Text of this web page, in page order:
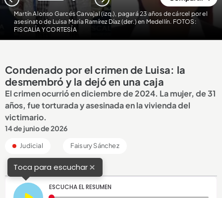
Martín Alonso Garcés Carvajal (izq.), pagará 23 años de cárcel por el
asesinato de Luisa María Ramírez Díaz (der.) en Medellín. FOTOS:
FISCALÍA Y CORTESÍA
Condenado por el crimen de Luisa: la
desmembró y la dejó en una caja
El crimen ocurrió en diciembre de 2024. La mujer, de 31
años, fue torturada y asesinada en la vivienda del
victimario.
14 de junio de 2026
Judicial Faisury Sánchez
Toca para escuchar×
ESCUCHA EL RESUMEN